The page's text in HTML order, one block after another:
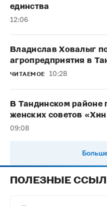
единства
12:06
Владислав Ховалыг
агропредприятия в
ЧИТАЕМОЕ 10:28
В Тандинском районе
женских советов
09:08
ПОЛЕЗНЫЕ